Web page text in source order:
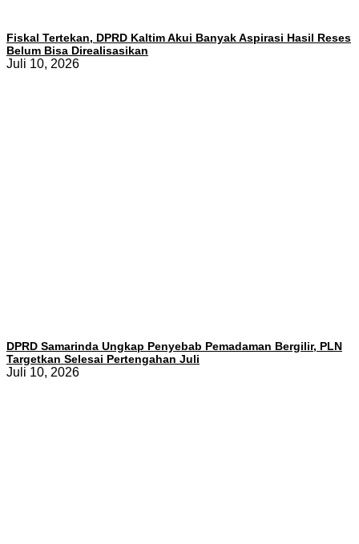
Fiskal Tertekan, DPRD Kaltim Akui Banyak Aspirasi Hasil Reses
Belum Bisa Direalisasikan
Juli 10, 2026
DPRD Samarinda Ungkap Penyebab Pemadaman Bergilir, PLN
Targetkan Selesai Pertengahan Juli
Juli 10, 2026